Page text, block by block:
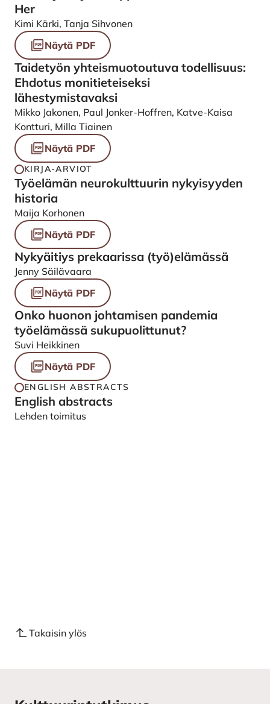
Her
Kimi Kärki, Tanja Sihvonen
Näytä PDF
Taidetyön yhteismuotoutuva todellisuus:
Ehdotus monitieteiseksi
lähestymistavaksi
Mikko Jakonen, Paul Jonker-Hoffren, Katve-Kaisa
Kontturi, Milla Tiainen
Näytä PDF
KIRJA-ARVIOT
Työelämän neurokulttuurin nykyisyyden
historia
Maija Korhonen
Näytä PDF
Nykyäitiys prekaarissa (työ)elämässä
Jenny Säilävaara
Näytä PDF
Onko huonon johtamisen pandemia
työelämässä sukupuolittunut?
Suvi Heikkinen
Näytä PDF
ENGLISH ABSTRACTS
English abstracts
Lehden toimitus
Takaisin ylös